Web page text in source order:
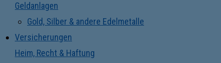
Geldanlagen
Gold, Silber & andere Edelmetalle
Versicherungen
Heim, Recht & Haftung